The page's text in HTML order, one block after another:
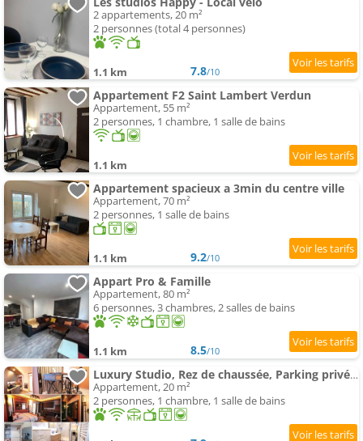
2 appartements, 20 m²
2 personnes (total 4 personnes)
1.1 km 7.8/10
Appartement F2 Saint Lambert Verdun
Appartement, 55 m²
2 personnes, 1 chambre, 1 salle de bains
1.1 km
Appartement spacieux a 3min du centre ville
Appartement, 70 m²
2 personnes, 1 salle de bains
1.1 km 9.2/10
Appart Pro & Famille
Appartement, 80 m²
6 personnes, 3 chambres, 2 salles de bains
1.1 km 8.5/10
Luxury Studio, Rez de chaussée, Parking privé vidéo surveillance, Canapé haute qualité convertible c
Appartement, 20 m²
2 personnes, 1 chambre, 1 salle de bains